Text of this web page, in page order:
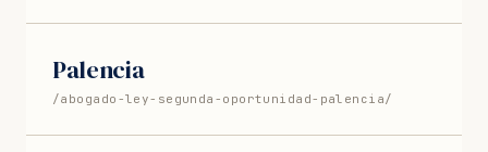
Palencia
/abogado-ley-segunda-oportunidad-palencia/